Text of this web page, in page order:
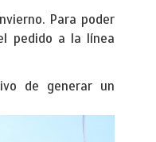
Para poder
pedido a la línea
de generar un